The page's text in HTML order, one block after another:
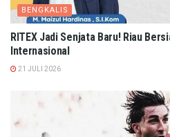
BENGKALIS
RITEX Jadi Senjata Baru! Riau
Internasional
21 JULI 2026